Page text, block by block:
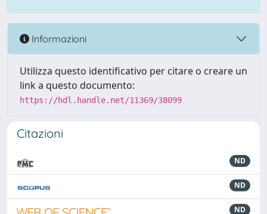
Informazioni
Utilizza questo identificativo per citare o creare un
link a questo documento:
https://hdl.handle.net/11369/38099
Citazioni
ND
ND
ND